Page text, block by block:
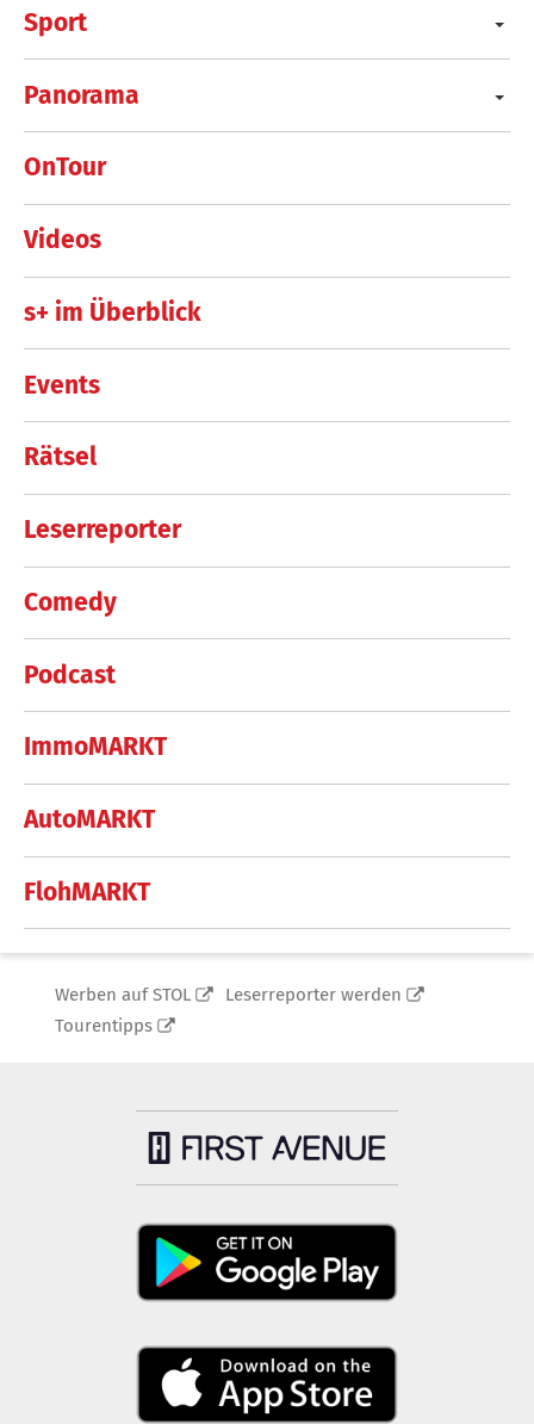
Sport
Panorama
OnTour
Videos
s+ im Überblick
Events
Rätsel
Leserreporter
Comedy
Podcast
ImmoMARKT
AutoMARKT
FlohMARKT
Werben auf STOL
Leserreporter werden
Tourentipps